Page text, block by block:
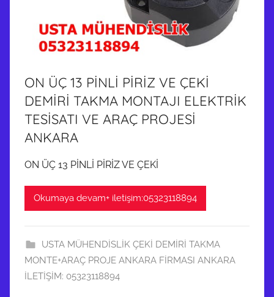
ON ÜÇ 13 PİNLİ PİRİZ VE ÇEKİ
DEMİRİ TAKMA MONTAJI ELEKTRİK
TESİSATI VE ARAÇ PROJESİ
ANKARA
ON ÜÇ 13 PİNLİ PİRİZ VE ÇEKİ
Okumaya devam+ iletişim:05323118894
USTA MÜHENDİSLİK ÇEKİ DEMİRİ TAKMA
MONTE+ARAÇ PROJE ANKARA FİRMASI ANKARA
İLETİŞİM: 05323118894